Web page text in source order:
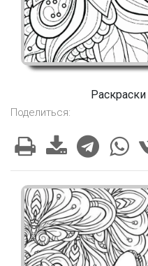
Поделиться: